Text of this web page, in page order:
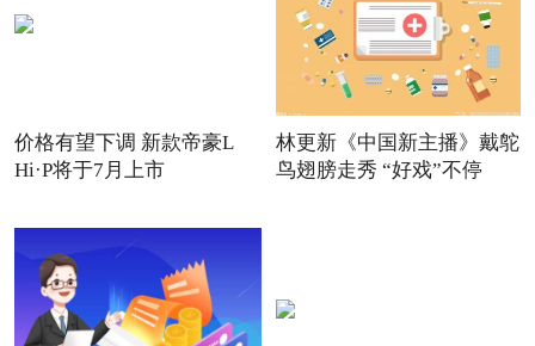
价格有望下调 新款帝豪L
Hi·P将于7月上市
林更新《中国新主播》戴鸵
鸟翅膀走秀 “好戏”不停